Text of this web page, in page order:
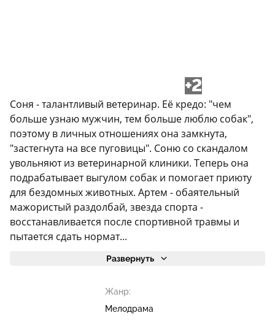
+2
Соня - талантливый ветеринар. Её кредо: "чем
больше узнаю мужчин, тем больше люблю собак",
поэтому в личных отношениях она замкнута,
"застегнута на все пуговицы". Соню со скандалом
увольняют из ветеринарной клиники. Теперь она
подрабатывает выгулом собак и помогает приюту
для бездомных животных. Артем - обаятельный
мажористый раздолбай, звезда спорта -
восстанавливается после спортивной травмы и
пытается сдать нормат...
Развернуть
Жанр:
Мелодрама